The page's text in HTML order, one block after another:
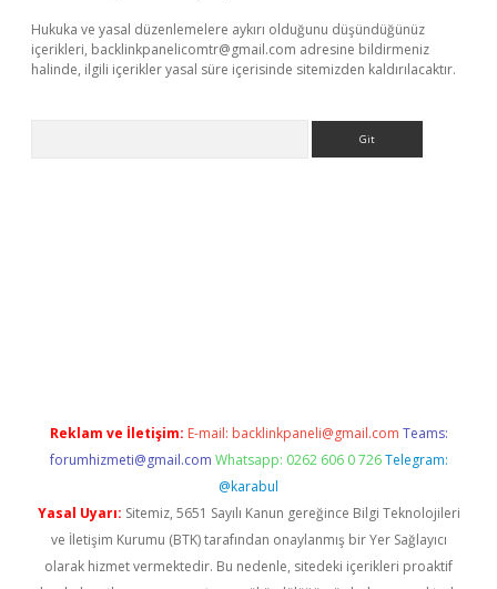
Hukuka ve yasal düzenlemelere aykırı olduğunu düşündüğünüz
içerikleri, backlinkpanelicomtr@gmail.com adresine bildirmeniz
halinde, ilgili içerikler yasal süre içerisinde sitemizden kaldırılacaktır.
Reklam ve İletişim: E-mail: backlinkpaneli@gmail.com Teams:
forumhizmeti@gmail.com Whatsapp: 0262 606 0 726 Telegram:
@karabul
Yasal Uyarı: Sitemiz, 5651 Sayılı Kanun gereğince Bilgi Teknolojileri
ve İletişim Kurumu (BTK) tarafından onaylanmış bir Yer Sağlayıcı
olarak hizmet vermektedir. Bu nedenle, sitedeki içerikleri proaktif